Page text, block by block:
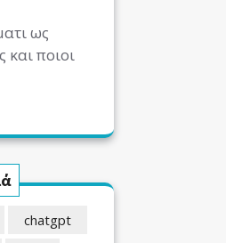
ως
και ποιοι
chatgpt